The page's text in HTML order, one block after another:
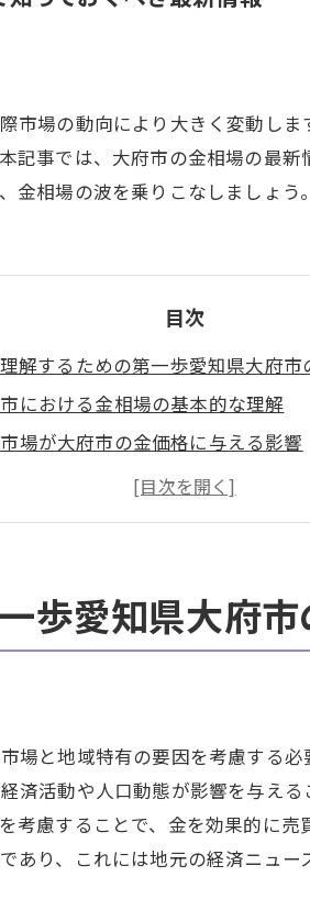
場の動向により大きく変動し
記事では、大府市の金相場の最
相場の波を乗りこなしましょう。
目次
解するための第一歩愛知県大府市
における金相場の基本的な理解
場が大府市の金価格に与える影響
市の歴史的な金相場の変遷とその教訓
経済指標が金相場にどう影響する
の投資家にとっての金相場の重要性
スが金価格に与える影響大府市で
ス速報を活用した大府市におけ
における金相場の変動要因として
ュースが大府市の金市場に与える
集が大府市での金取引における成
歩愛知県大府
場と地域特有の要因を考慮する
済活動や人口動態が影響を与え
考慮することで、金を効果的に
り、これには地元の経済ニュー